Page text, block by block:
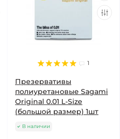
1
Презервативы
полиуретановые Sagami
Original 0.01 L-Size
(большой размер) 1шт
В наличии